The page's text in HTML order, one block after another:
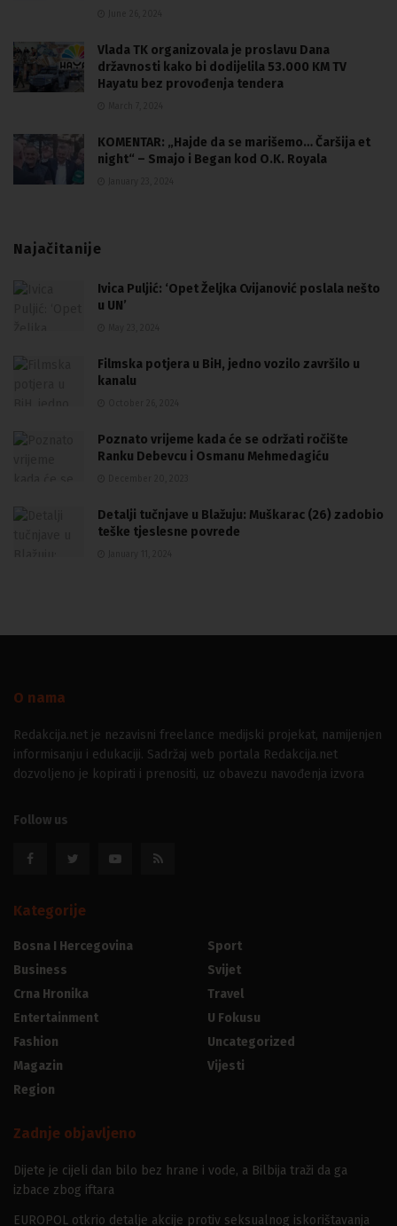
Vlada TK organizovala je proslavu Dana
državnosti kako bi dodijelila 53.000 KM TV
Hayatu bez provođenja tendera
KOMENTAR: „Hajde da se marišemo… Čaršija et
night“ – Smajo i Began kod O.K. Royala
Najačitanije
Ivica Puljić: ‘Opet Željka Cvijanović poslala nešto
u UN’
Filmska potjera u BiH, jedno vozilo završilo u
kanalu
Poznato vrijeme kada će se održati ročište
Ranku Debevcu i Osmanu Mehmedagiću
Detalji tučnjave u Blažuju: Muškarac (26) zadobio
teške tjeslesne povrede
O nama
Redakcija.net je nezavisni freelance medijski projekat, namijenjen
informisanju i edukaciji. Sadržaj web portala Redakcija.net
dozvoljeno je kopirati i prenositi, uz obavezu navođenja izvora
Follow us
Kategorije
Bosna I Hercegovina
Business
Crna Hronika
Entertainment
Fashion
Magazin
Region
Sport
Svijet
Travel
U Fokusu
Uncategorized
Vijesti
Zadnje objavljeno
Dijete je cijeli dan bilo bez hrane i vode, a Bilbija traži da ga
izbace zbog iftara
EUROPOL otkrio detalje akcije protiv seksualnog iskorištavanja